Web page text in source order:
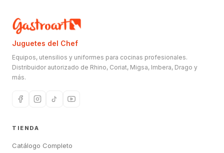
Juguetes del Chef
Equipos, utensilios y uniformes para cocinas profesionales.
Distribuidor autorizado de Rhino, Coriat, Migsa, Imbera, Drago y
más.
TIENDA
Catálogo Completo